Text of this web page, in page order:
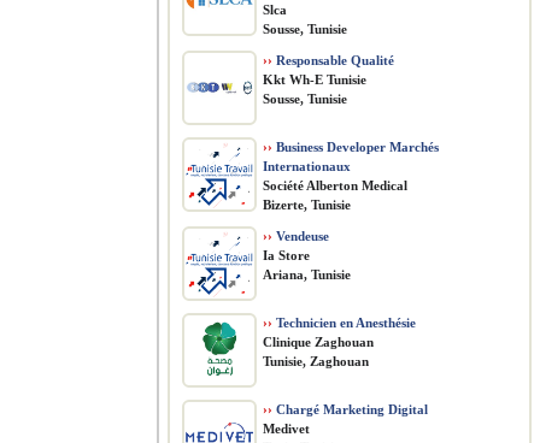
Slca
Sousse, Tunisie
›› Responsable Qualité
Kkt Wh-E Tunisie
Sousse, Tunisie
›› Business Developer Marchés
Internationaux
Société Alberton Medical
Bizerte, Tunisie
›› Vendeuse
Ia Store
Ariana, Tunisie
›› Technicien en Anesthésie
Clinique Zaghouan
Tunisie, Zaghouan
›› Chargé Marketing Digital
Medivet